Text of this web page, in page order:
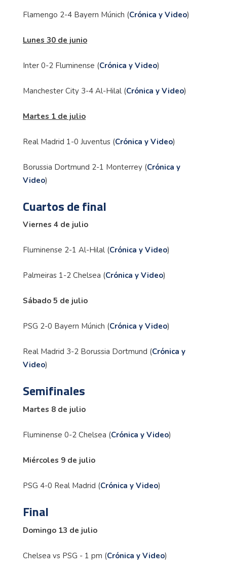
Flamengo 2-4 Bayern Múnich (Crónica y Video)
Lunes 30 de junio
Inter 0-2 Fluminense (Crónica y Video)
Manchester City 3-4 Al-Hilal (Crónica y Video)
Martes 1 de julio
Real Madrid 1-0 Juventus (Crónica y Video)
Borussia Dortmund 2-1 Monterrey (Crónica y
Video)
Cuartos de final
Viernes 4 de julio
Fluminense 2-1 Al-Hilal (Crónica y Video)
Palmeiras 1-2 Chelsea (Crónica y Video)
Sábado 5 de julio
PSG 2-0 Bayern Múnich (Crónica y Video)
Real Madrid 3-2 Borussia Dortmund (Crónica y
Video)
Semifinales
Martes 8 de julio
Fluminense 0-2 Chelsea (Crónica y Video)
Miércoles 9 de julio
PSG 4-0 Real Madrid (Crónica y Video)
Final
Domingo 13 de julio
Chelsea vs PSG - 1 pm (Crónica y Video)